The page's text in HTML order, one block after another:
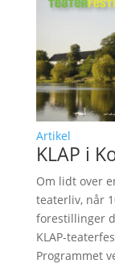
Artikel
KLAP i
Om lidt over
teaterliv, når
forestillinger
KLAP-
Programmet